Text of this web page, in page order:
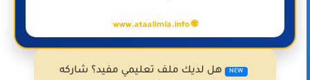
🌐 www.ataalimia.info
NEW
هل لديك ملف تعليمي مفيد؟ شاركه